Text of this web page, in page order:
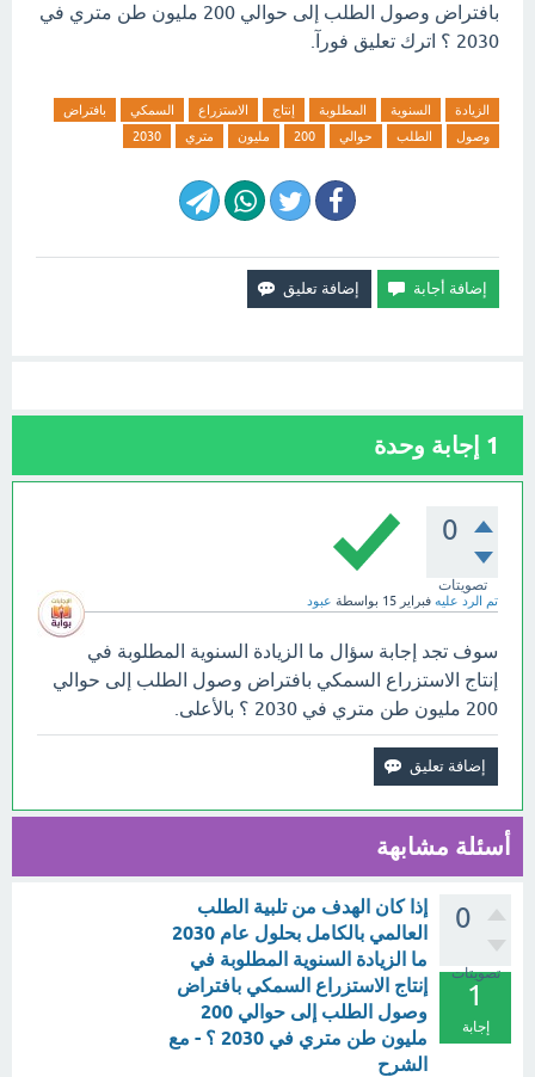
بافتراض وصول الطلب إلى حوالي 200 مليون طن متري في
2030 ؟ اترك تعليق فورآ.
الزيادة السنوية المطلوبة إنتاج الاستزراع السمكي
بافتراض
وصول
الطلب حوالي 200 مليون متري 2030
1 إجابة وحدة
0
تصويتات
تم الرد عليه فبراير 15 بواسطة عبود
سوف تجد إجابة سؤال ما الزيادة السنوية المطلوبة في
إنتاج الاستزراع السمكي بافتراض وصول الطلب إلى حوالي
200 مليون طن متري في 2030 ؟ بالأعلى.
أسئلة مشابهة
0
تصويتات
1
إجابة
إذا كان الهدف من تلبية الطلب
العالمي بالكامل بحلول عام 2030
ما الزيادة السنوية المطلوبة في
إنتاج الاستزراع السمكي بافتراض
وصول الطلب إلى حوالي 200
مليون طن متري في 2030 ؟ - مع
الشرح